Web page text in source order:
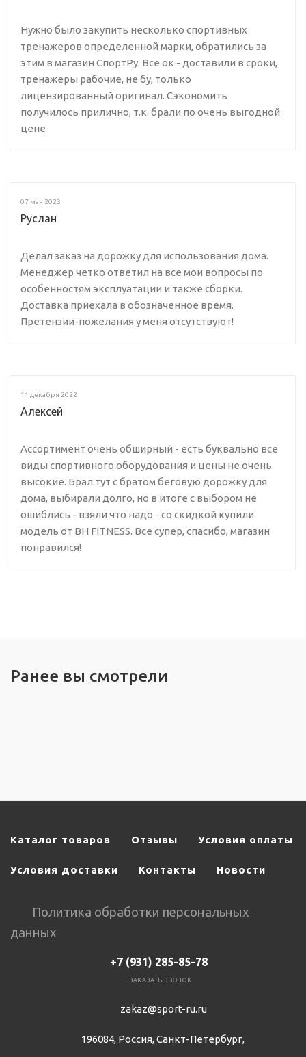
Нужно было закупить несколько спортивных
тренажеров определенной марки, обратились за
этим в магазин СпортРу. Все ок - доставили в сроки,
тренажеры рабочие, не бу, только
лицензированный оригинал. Сэкономить
получилось прилично, т.к. брали по очень выгодной
цене
07 мая 2023
Руслан
Делал заказ на дорожку для использования дома.
Менеджер четко ответил на все мои вопросы по
особенностям эксплуатации и также сборки.
Доставка приехала в обозначенное время.
Претензии-пожелания у меня отсутствуют!
11 декабря 2022
Алексей
Ассортимент очень обширный - есть буквально все
виды спортивного оборудования и цены не очень
высокие. Брал тут с братом беговую дорожку для
дома, выбирали долго, но в итоге с выбором не
ошиблись - взяли что надо - со скидкой купили
модель от BH FITNESS. Все супер, спасибо, магазин
понравился!
Ранее вы смотрели
Каталог товаров Отзывы Условия оплаты
Условия доставки Контакты Новости
Политика обработки персональных
данных
+7 (931) 285-85-78
ЗАКАЗАТЬ ЗВОНОК
zakaz@sport-ru.ru
196084, Россия, Санкт-Петербург,